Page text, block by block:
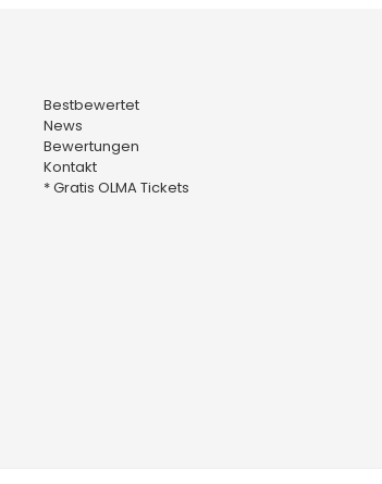
Bestbewertet
News
Bewertungen
Kontakt
* Gratis OLMA Tickets